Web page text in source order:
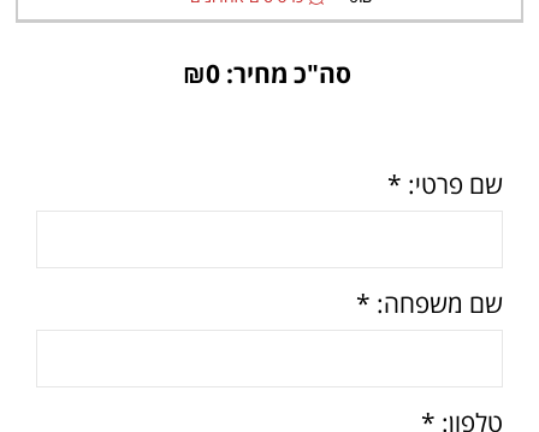
סה"כ מחיר: ₪0
שם פרטי: *
שם משפחה: *
טלפון: *